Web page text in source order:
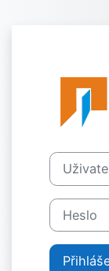
Heslo